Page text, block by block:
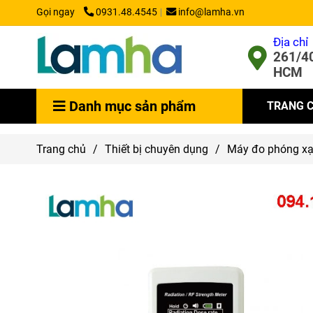
Gọi ngay 0931.48.4545 info@lamha.vn
Địa chỉ
261/
HCM
Danh mục sản phẩm TRANG
Trang chủ / Thiết bị chuyên dụng / Máy đo phóng xạ